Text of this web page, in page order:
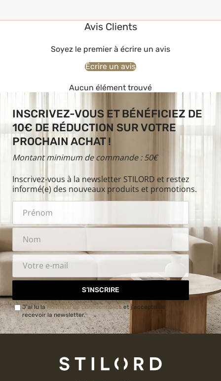
Avis Clients
Soyez le premier à écrire un avis
Écrire un avis
Aucun élément trouvé
INSCRIVEZ-VOUS ET BÉNÉFICIEZ DE
10€ DE RÉDUCTION SUR VOTRE
PROCHAIN ACHAT !
Montant minimum de commande : 50€
Inscrivez-vous à la newsletter STILORD et restez
informé(e) des nouveaux produits et promotions.
S’INSCRIRE
J'ai lu laPolitique de confidentialitéet j'accepte de
recevoir la newsletter.